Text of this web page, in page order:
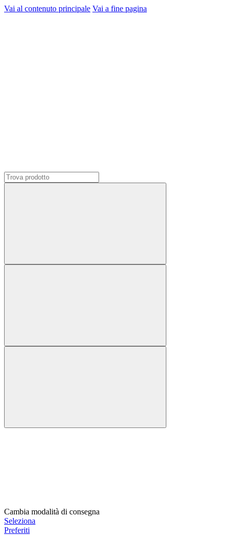
Vai al contenuto principale Vai a fine pagina
Cambia modalità di consegna
Seleziona
Preferiti